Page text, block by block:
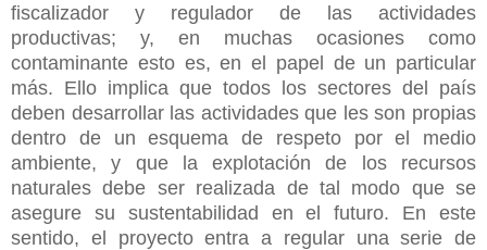
fiscalizador y regulador de las actividades
productivas; y, en muchas ocasiones como
contaminante esto es, en el papel de un particular
más. Ello implica que todos los sectores del país
deben desarrollar las actividades que les son propias
dentro de un esquema de respeto por el medio
ambiente, y que la explotación de los recursos
naturales debe ser realizada de tal modo que se
asegure su sustentabilidad en el futuro. En este
sentido, el proyecto entra a regular una serie de